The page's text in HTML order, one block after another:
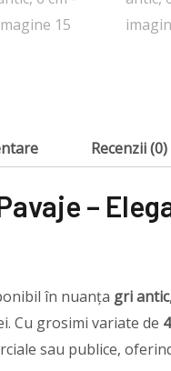
Recenzii (0)
–
în nuanța gri antic
Cu grosimi variate de
sau publice,